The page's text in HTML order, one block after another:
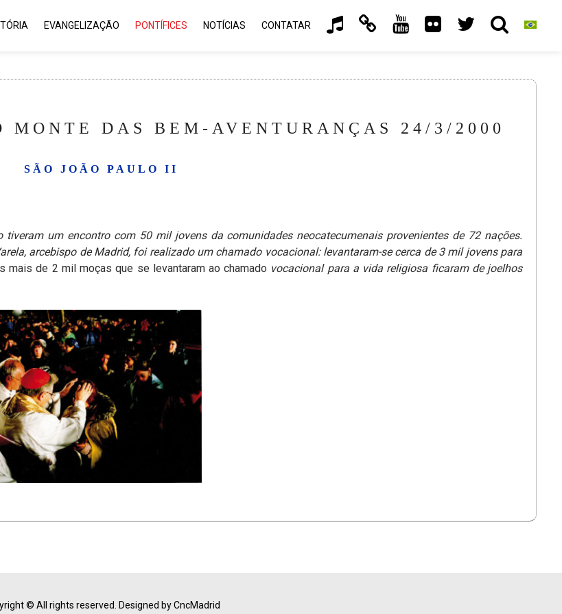
EVANGELIZAÇÃO PONTÍFICES NOTÍCIAS CONTATAR
MONTE DAS BEM-AVENTURANÇAS 24/3/2000
SÃO JOÃO PAULO II
um encontro com 50 mil jovens da comunidades neocatecumenais provenientes de 72 nações.
arcebispo de Madrid, foi realizado um chamado vocacional: levantaram-se cerca de 3 mil jovens para
mais de 2 mil moças que se levantaram ao chamado vocacional para a vida religiosa ficaram de joelhos
© All rights reserved. Designed by CncMadrid